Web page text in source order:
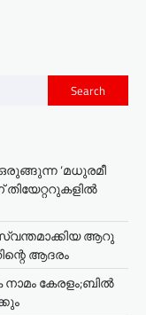
Search
‘മധുരമീ
തിയേറ്ററുകളിൽ
ആറു
ആദരം
കേരളം;ബില്‍